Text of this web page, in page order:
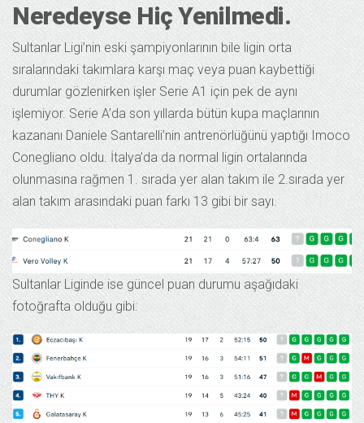
Neredeyse Hiç Yenilmedi.
Sultanlar Ligi’nin eski şampiyonlarının bile ligin orta
sıralarındaki takımlara karşı maç veya puan kaybettiği
durumlar gözlenirken işler Serie A1 için pek de aynı
işlemiyor. Serie A’da son yıllarda bütün kupa maçlarının
kazananı Daniele Santarelli’nin antrenörlüğünü yaptığı Imoco
Conegliano oldu. İtalya’da da normal ligin ortalarında
olunmasına rağmen 1. sırada yer alan takım ile 2.sırada yer
alan takım arasındaki puan farkı 13 gibi bir sayı.
Sultanlar Liginde ise güncel puan durumu aşağıdaki
fotoğrafta olduğu gibi: